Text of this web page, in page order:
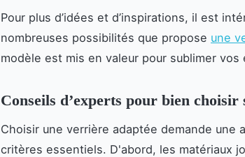
Pour plus d’idées et d’inspirations, il est
nombreuses possibilités que propose une
modèle est mis en valeur pour sublimer vos
Conseils d’experts pour bien
Choisir une verrière adaptée demande une
critères essentiels. D'abord, les matériaux